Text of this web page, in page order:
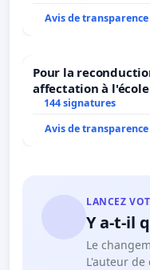
Avis de transparence
Pour la
affectation à
LAMARTINE auprès
144 signatures
Avis de transparence
LANCEZ
Y a-t-il
Le
L'auteur